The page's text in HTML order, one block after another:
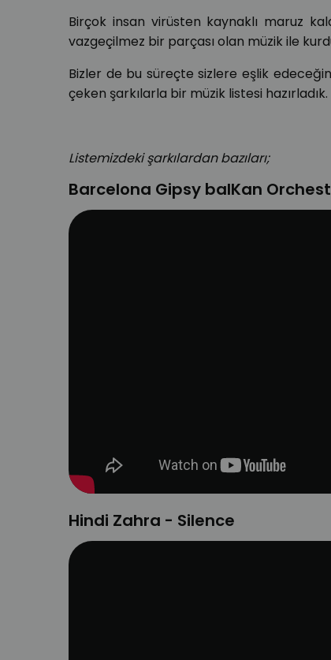
Birçok insan virüsten kaynaklı maruz
vazgeçilmez bir parçası olan müzik ile
Bizler de bu süreçte sizlere eşlik
çeken şarkılarla bir müzik listesi hazırladık.
Listemizdeki şarkılardan bazıları;
Barcelona Gipsy balKan
Hindi Zahra - Silence